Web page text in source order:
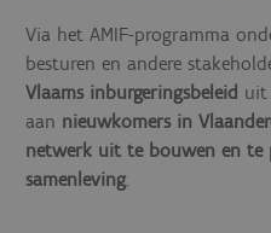
Via het AMIF-programma
besturen en andere
Vlaams inburgeringsbeleid uit
aan nieuwkomers in
netwerk uit te bouwen en te
samenleving.